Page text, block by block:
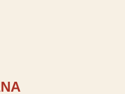
für 1-4